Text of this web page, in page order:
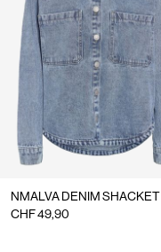
NMALVA DENIM SHACKET
CHF 49,90